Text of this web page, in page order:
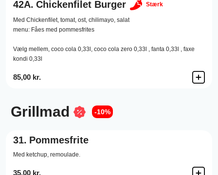
42A. Chickenfilet Burger Stærk
Med Chickenfilet, tomat, ost, chilimayo, salat
menu: Fåes med pommesfrites
Vælg mellem, coco cola 0,33l, coco cola zero 0,33l , fanta 0,33l , faxe
kondi 0,33l
85,00 kr.
Grillmad -10%
31. Pommesfrite
Med ketchup, remoulade.
35,00 kr.